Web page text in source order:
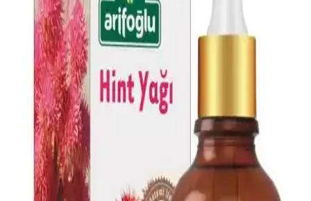
Doğal içerikli Dr.C.Tuna Çay Ağacı Yağlı Sos Serumu, cilt ve saç
derisi sorunlarına karşı çok yönlü kullanım sağlar, ferahlatıcı etkisi
ve hızlı sonuçlarıyla öne çıkar.
AVIDERM Lavanta Yağ Spreyi: Doğal ve Etkili Saç
Bakım Çözümü
AVIDERM lavanta yağı spreyi, doğal içeriklerle saçlara hafiflik,
parlaklık ve hoş koku kazandırır. Suya dayanıklı formülüyle tüm saç
tipleriyle uyum sağlar, saç derisini rahatlatır ve günlük bakımda
pratik kullanım sunar.
Doğalca Kojik Asit Sabunu: Leke Karşıtı ve Cilt
Tonunu Eşitleyen Doğal Temizlik Ürünü